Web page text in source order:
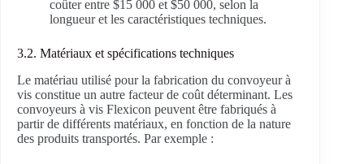
coûter entre $15 000 et $50 000, selon la
longueur et les caractéristiques techniques.
3.2. Matériaux et spécifications techniques
Le matériau utilisé pour la fabrication du convoyeur à
vis constitue un autre facteur de coût déterminant. Les
convoyeurs à vis Flexicon peuvent être fabriqués à
partir de différents matériaux, en fonction de la nature
des produits transportés. Par exemple :